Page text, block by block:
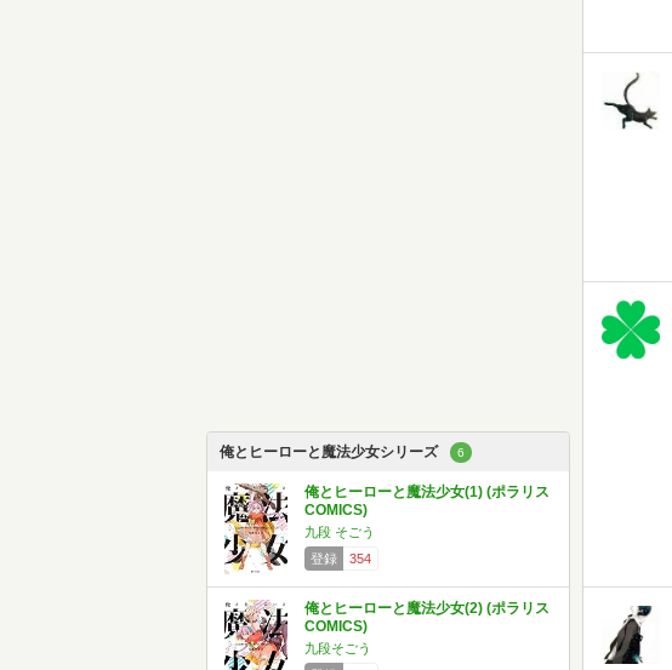
俺とヒーローと魔法少女シリーズ 6
俺とヒーローと魔法少女(1) (ポラリス
COMICS)
九段 そごう
登録
354
俺とヒーローと魔法少女(2) (ポラリス
COMICS)
九段そごう